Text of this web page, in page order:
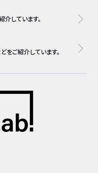
しています。
をご紹介しています。